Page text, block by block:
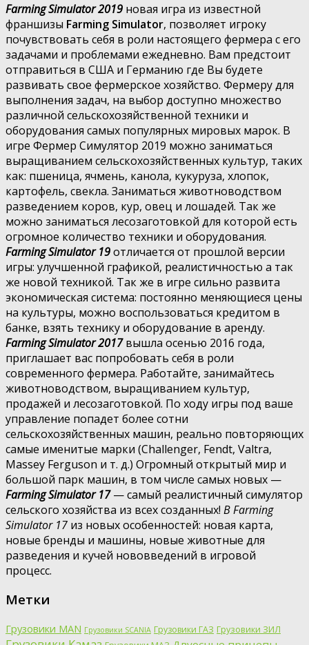
Farming Simulator 2019 новая игра из известной
франшизы Farming Simulator, позволяет игроку
почувствовать себя в роли настоящего фермера с его
задачами и проблемами ежедневно. Вам предстоит
отправиться в США и Германию где Вы будете
развивать свое фермерское хозяйство. Фермеру для
выполнения задач, на выбор доступно множество
различной сельскохозяйственной техники и
оборудования самых популярных мировых марок. В
игре Фермер Симулятор 2019 можно заниматься
выращиванием сельскохозяйственных культур, таких
как: пшеница, ячмень, канола, кукуруза, хлопок,
картофель, свекла. Заниматься животноводством
разведением коров, кур, овец и лошадей. Так же
можно заниматься лесозаготовкой для которой есть
огромное количество техники и оборудования.
Farming Simulator 19отличается от прошлой версии
игры: улучшенной графикой, реалистичностью а так
же новой техникой. Так же в игре сильно развита
экономическая система: постоянно меняющиеся цены
на культуры, можно воспользоваться кредитом в
банке, взять технику и оборудование в аренду.
Farming Simulator 2017вышла осенью 2016 года,
приглашает вас попробовать себя в роли
современного фермера. Работайте, занимайтесь
животноводством, выращиванием культур,
продажей и лесозаготовкой. По ходу игры под ваше
управление попадет более сотни
сельскохозяйственных машин, реально повторяющих
самые именитые марки (Challenger, Fendt, Valtra,
Massey Ferguson и т. д.) Огромный открытый мир и
большой парк машин, в том числе самых новых —
Farming Simulator 17 — самый реалистичный симулятор
сельского хозяйства из всех созданных! В Farming
Simulator 17 из новых особенностей: новая карта,
новые бренды и машины, новые животные для
разведения и кучей нововведений в игровой
процесс.
Метки
Грузовики MAN Грузовики SCANIA Грузовики ГАЗ Грузовики ЗИЛ